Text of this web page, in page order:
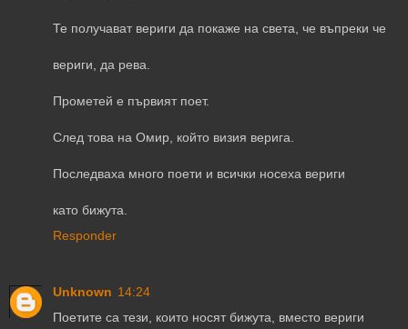
Те получават вериги да покаже на света, че въпреки че
вериги, да рева.
Прометей е първият поет.
След това на Омир, който визия верига.
Последваха много поети и всички носеха вериги
като бижута.
Responder
Unknown 14:24
Поетите са тези, които носят бижута, вместо вериги